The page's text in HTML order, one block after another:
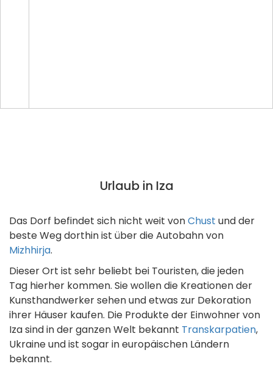
Urlaub in Iza
Das Dorf befindet sich nicht weit vonChust und der
beste Weg dorthin ist über die Autobahn von
Mizhhirja.
Dieser Ort ist sehr beliebt bei Touristen, die jeden
Tag hierher kommen. Sie wollen die Kreationen der
Kunsthandwerker sehen und etwas zur Dekoration
ihrer Häuser kaufen. Die Produkte der Einwohner von
Iza sind in der ganzen Welt bekannt Transkarpatien,
Ukraine und ist sogar in europäischen Ländern
bekannt.